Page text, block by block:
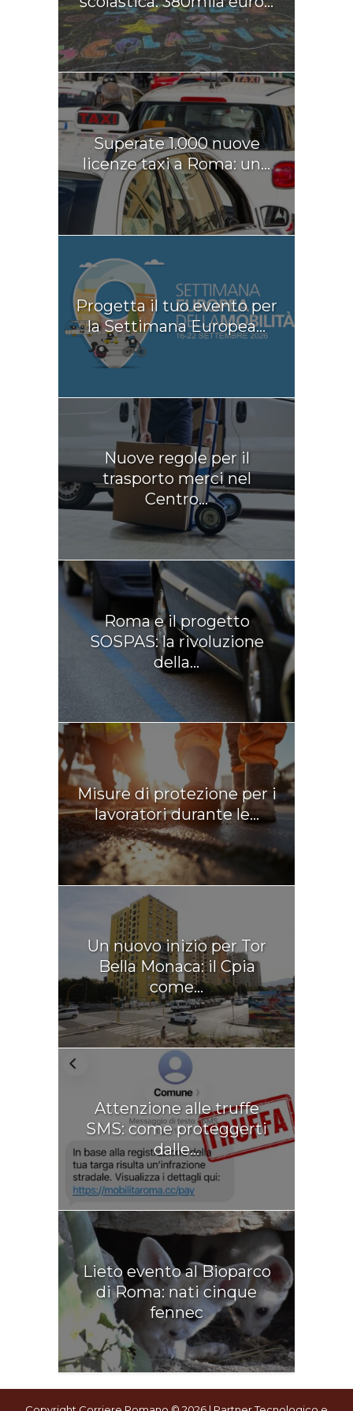
Superate 1.000 nuove
licenze taxi a Roma: un...
Progetta il tuo evento per
la Settimana Europea...
Nuove regole per il
trasporto merci nel
Centro...
Roma e il progetto
SOSPAS: la rivoluzione
della...
Misure di protezione per i
lavoratori durante le...
Un nuovo inizio per Tor
Bella Monaca: il Cpia
come...
Attenzione alle truffe
SMS: come proteggerti
dalle...
Lieto evento al Bioparco
di Roma: nati cinque
fennec